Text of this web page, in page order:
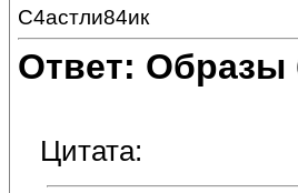
С4астли84ик
Ответ: Образы
Цитата: